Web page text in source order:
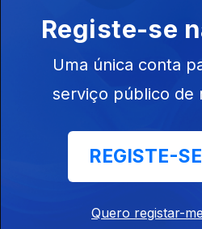
Registe-se
Uma única conta
serviço público de
REGISTE-
Quero registar-